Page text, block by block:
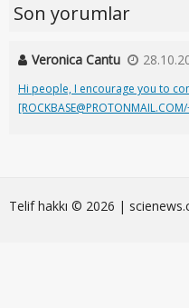
Son yorumlar
Veronica Cantu
Hi people, I encourage you to
Telif hakkı © 2026 |